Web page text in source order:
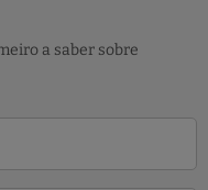
a saber sobre